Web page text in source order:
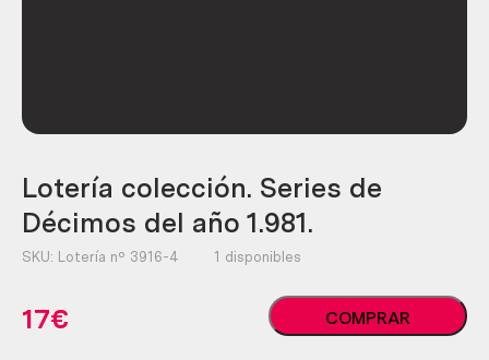
Lotería colección. Series de
Décimos del año 1.981.
SKU: Lotería nº 3916-4 1 disponibles
17€
Lotería
colección.
COMPRAR